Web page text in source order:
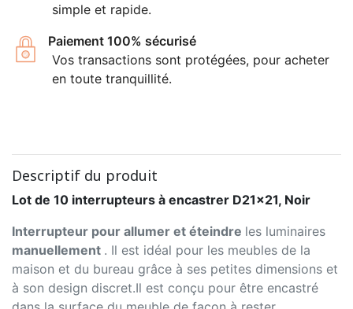
simple et rapide.
Paiement 100% sécurisé
Vos transactions sont protégées, pour acheter
en toute tranquillité.
Descriptif du produit
Lot de 10 interrupteurs à encastrer D21x21, Noir
Interrupteur pour allumer et éteindre les luminaires
manuellement . Il est idéal pour les meubles de la
maison et du bureau grâce à ses petites dimensions et
à son design discret.Il est conçu pour être encastré